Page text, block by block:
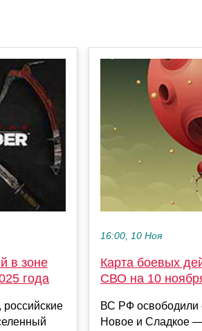
в зоне
года
16:00, 10 Ноя
Карта боевых
СВО на 10
ВС РФ
Новое и Сладкое